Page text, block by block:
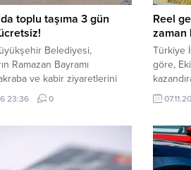
toplu taşıma 3 gün
Belediyesi,
Ramazan Bayramı
ve kabir ziyaretlerini
için anlamlı
attı. Kent genelinde toplu
Daire Başkanlığı,
Bayramı öncesinde
23:36 0
Reel
zaman
Türkiye
göre,
üretici
reel